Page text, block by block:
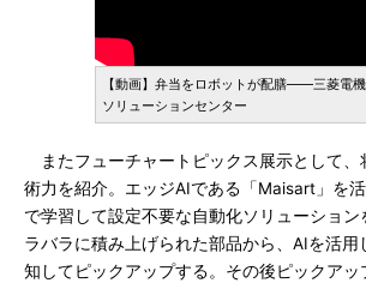
【動画】弁当をロボットが配膳――三菱電
ソリューションセンター
またフューチャートピックス展示として、
術力を紹介。エッジAIである「Maisart」を
で学習して設定不要な自動化ソリューショ
ラバラに積み上げられた部品から、AIを活用
知してピックアップする。その後ピックアッ